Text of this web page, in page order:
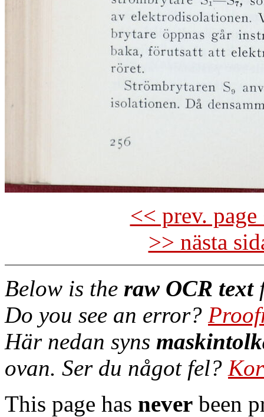
<< prev.
>> nästa
Below is the raw OCR text
Do you see an error?
Här nedan syns
ovan. Ser du något fel?
This page has never been